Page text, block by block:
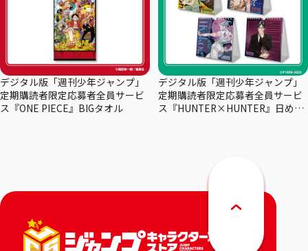
デジタル版「週刊少年ジャンプ」
定期購読者限定応募者全員サービ
ス『ONE PIECE』BIGタオル
デジタル版「週刊少年ジャンプ」
定期購読者限定応募者全員サービ
ス『HUNTER×HUNTER』日めく